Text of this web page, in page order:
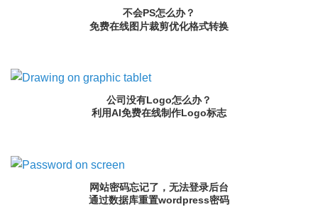
不会PS怎么办？
免费在线图片裁剪优化格式转换
公司没有Logo怎么办？
利用AI免费在线制作Logo标志
网站密码忘记了，无法登录后台
通过数据库重置wordpress密码